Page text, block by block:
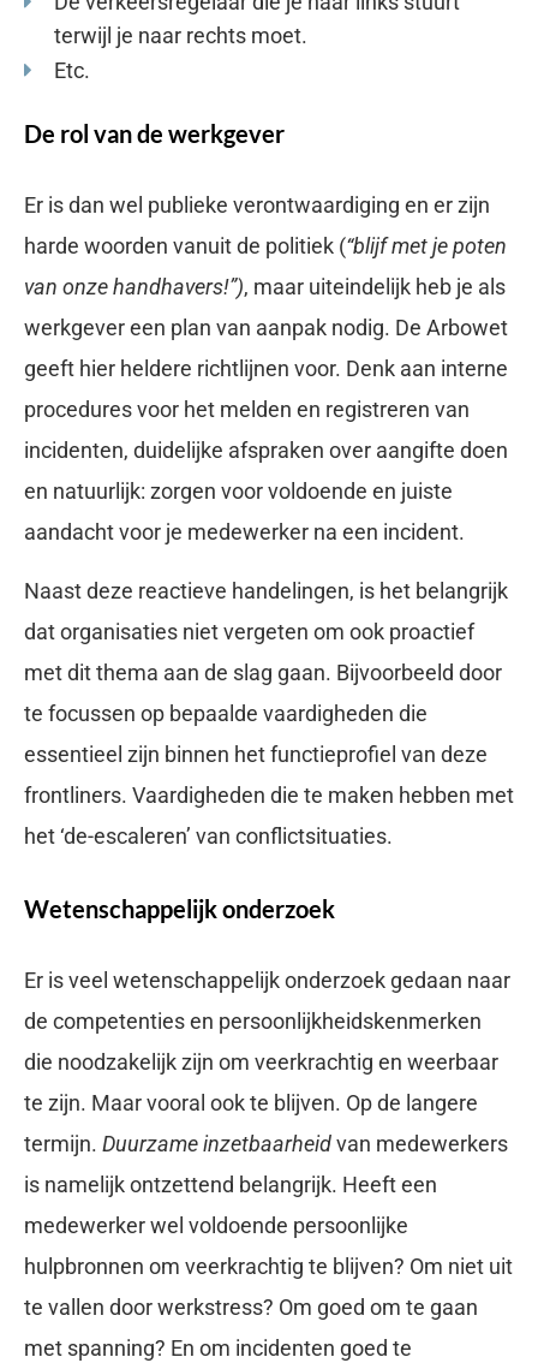
terwijl je naar rechts moet.
Etc.
De rol van de werkgever
Er is dan wel publieke verontwaardiging en er zijn
harde woorden vanuit de politiek (“blijf met je poten
van onze handhavers!”), maar uiteindelijk heb je als
werkgever een plan van aanpak nodig. De Arbowet
geeft hier heldere richtlijnen voor. Denk aan interne
procedures voor het melden en registreren van
incidenten, duidelijke afspraken over aangifte doen
en natuurlijk: zorgen voor voldoende en juiste
aandacht voor je medewerker na een incident.
Naast deze reactieve handelingen, is het belangrijk
dat organisaties niet vergeten om ook proactief
met dit thema aan de slag gaan. Bijvoorbeeld door
te focussen op bepaalde vaardigheden die
essentieel zijn binnen het functieprofiel van deze
frontliners. Vaardigheden die te maken hebben met
het ‘de-escaleren’ van conflictsituaties.
Wetenschappelijk onderzoek
Er is veel wetenschappelijk onderzoek gedaan naar
de competenties en persoonlijkheidskenmerken
die noodzakelijk zijn om veerkrachtig en weerbaar
te zijn. Maar vooral ook te blijven. Op de langere
termijn. Duurzame inzetbaarheidvan medewerkers
is namelijk ontzettend belangrijk. Heeft een
medewerker wel voldoende persoonlijke
hulpbronnen om veerkrachtig te blijven? Om niet uit
te vallen door werkstress? Om goed om te gaan
met spanning? En om incidenten goed te